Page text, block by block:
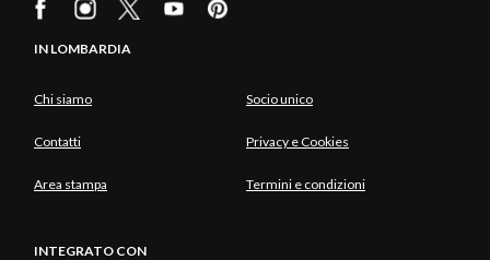
IN LOMBARDIA
Chi siamo Socio unico
Contatti Privacy e Cookies
Area stampa Termini e condizioni
INTEGRATO CON